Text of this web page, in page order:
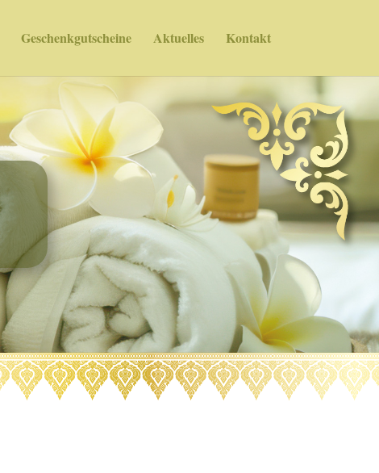
Geschenkgutscheine Aktuelles Kontakt